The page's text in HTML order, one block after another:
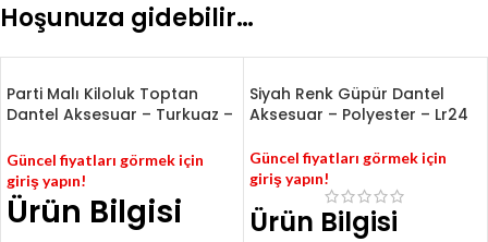
Hoşunuza gidebilir…
Parti Malı Kiloluk Toptan
Dantel Aksesuar – Turkuaz –
A99
Güncel fiyatları görmek için
giriş yapın!
Ürün Bilgisi
Siyah Renk Güpür Dantel
Aksesuar – Polyester – Lr24
Güncel fiyatları görmek için
giriş yapın!
Ürün Bilgisi